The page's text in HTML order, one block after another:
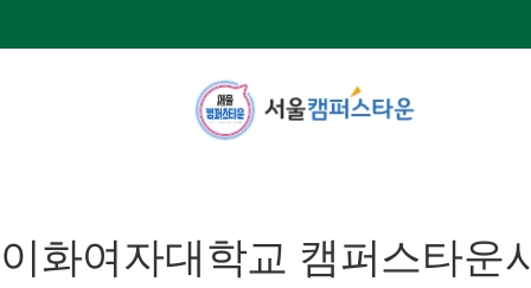
이화여자대학교 캠퍼스타운